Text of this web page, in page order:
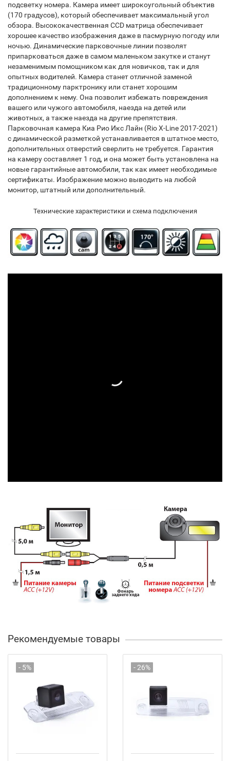
подсветку номера. Камера имеет широкоугольный объектив
(170 градусов), который обеспечивает максимальный угол
обзора. Высококачественная CCD матрица обеспечивает
хорошее качество изображения даже в пасмурную погоду или
ночью. Динамические парковочные линии позволят
припарковаться даже в самом маленьком закутке и станут
незаменимым помощником как для новичков, так и для
опытных водителей. Камера станет отличной заменой
традиционному парктронику или станет хорошим
дополнением к нему. Она позволит избежать повреждения
вашего или чужого автомобиля, наезда на детей или
животных, а также наезда на другие препятствия.
Парковочная камера Киа Рио Икс Лайн (Rio X-Line 2017-2021)
с динамической разметкой устанавливается в штатное место,
дополнительных отверстий сверлить не требуется. Гарантия
на камеру составляет 1 год, и она может быть установлена на
новые гарантийные автомобили, так как имеет необходимые
сертификаты. Изображение можно выводить на любой
монитор, штатный или дополнительный.
Технические характеристики и схема подключения
Рекомендуемые товары
- 5% - 26%